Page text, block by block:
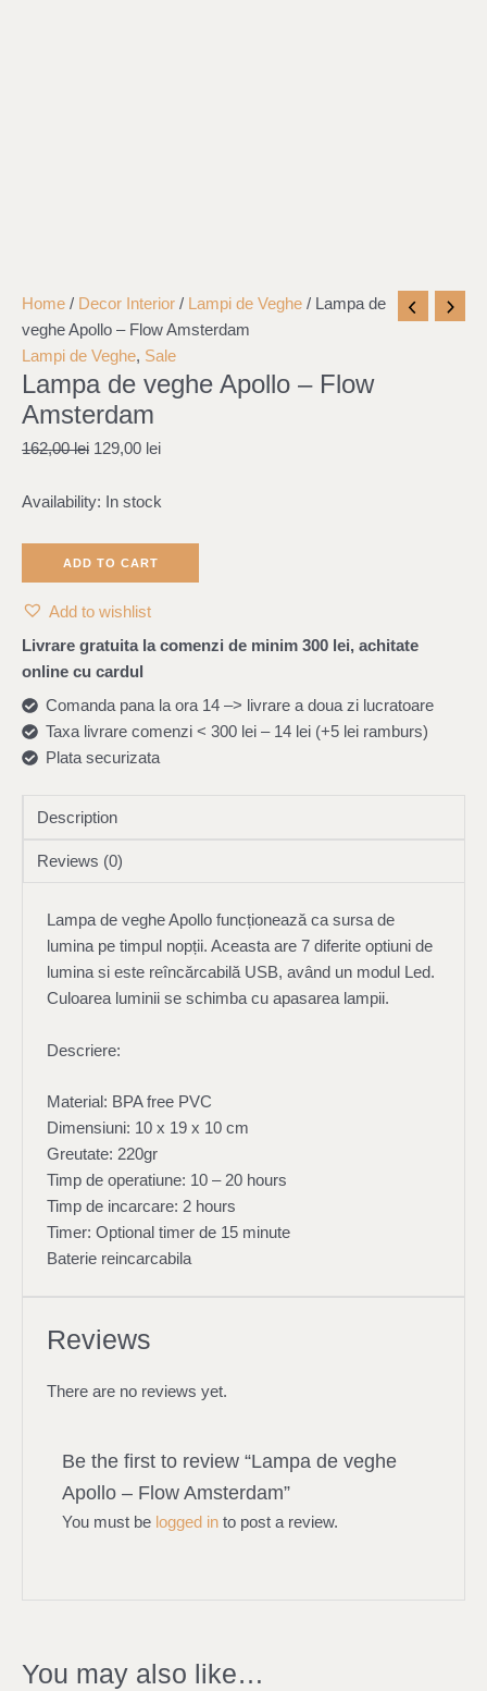
Home / Decor Interior / Lampi de Veghe / Lampa de
veghe Apollo – Flow Amsterdam
Lampi de Veghe, Sale
Lampa de veghe Apollo – Flow
Amsterdam
162,00lei
Original
price
was:
162,00 lei.
129,00 lei
Current
price
is:
129,00 lei.
Availability: In stock
Lampa
de
veghe
Apollo
Amsterdam
ADD TO CART
Add to wishlist
Livrare gratuita la comenzi de minim 300 lei, achitate
online cu cardul
Comanda pana la ora 14 –> livrare a doua zi lucratoare
Taxa livrare comenzi < 300 lei – 14 lei (+5 lei ramburs)
Plata securizata
Description
Reviews (0)
Lampa de veghe Apollo funcționează ca sursa de
lumina pe timpul nopții. Aceasta are 7 diferite optiuni de
lumina si este reîncărcabilă USB, având un modul Led.
Culoarea luminii se schimba cu apasarea lampii.
Descriere:
Material: BPA free PVC
Dimensiuni: 10 x 19 x 10 cm
Greutate: 220gr
Timp de operatiune: 10 – 20 hours
Timp de incarcare: 2 hours
Timer: Optional timer de 15 minute
Baterie reincarcabila
Reviews
There are no reviews yet.
Be the first to review “Lampa de veghe
Apollo – Flow Amsterdam”
You must be logged in to post a review.
You may also like…